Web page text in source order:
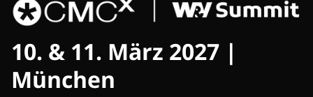
10. & 11. März 2027 |
München